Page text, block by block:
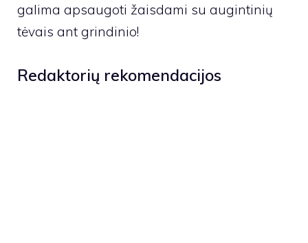
galima apsaugoti žaisdami su augintinių
tėvais ant grindinio!
Redaktorių rekomendacijos